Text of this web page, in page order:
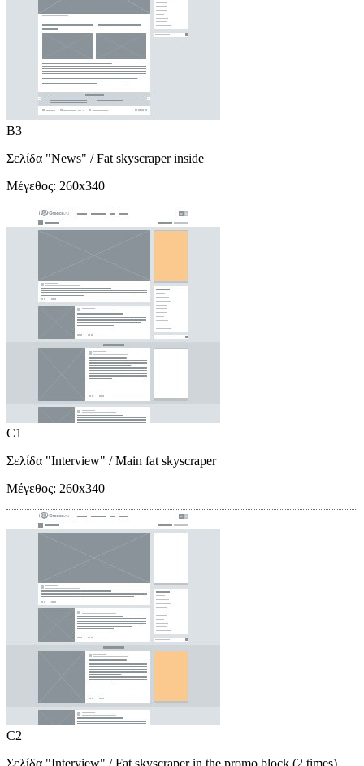
B3
Σελίδα "News" / Fat skyscraper inside
Μέγεθος: 260x340
C1
Σελίδα "Interview" / Main fat skyscraper
Μέγεθος: 260x340
C2
Σελίδα "Interview" / Fat skyscraper in the promo block (2 times)